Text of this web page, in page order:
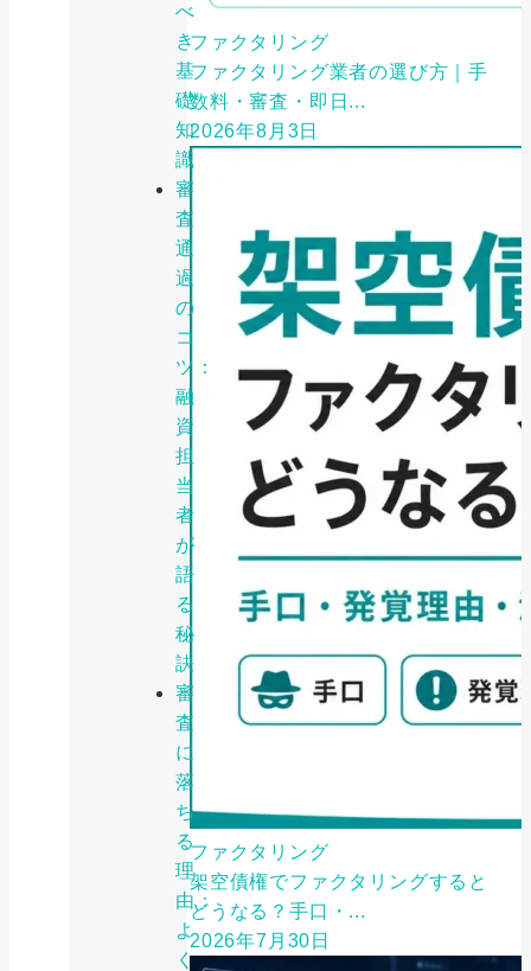
べ
き
基
礎
知
識
審
査
通
過
の
コ
ツ：
融
資
担
当
者
が
語
る
秘
訣
審
査
に
落
ち
る
理
由：
よ
く
ファクタリング
ファクタリング業者の選び方｜手
数料・審査・即日...
2026年8月3日
ファクタリング
架空債権でファクタリングすると
どうなる？手口・...
2026年7月30日